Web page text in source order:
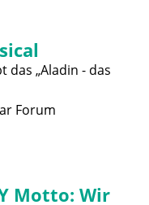
das „Aladin - das
Forum
Motto: Wir